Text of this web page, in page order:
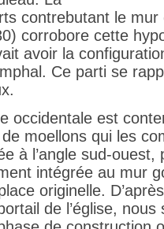
contrebutant le
corrobore cette
avoir la
Ce parti se
occidentale est
moellons qui les
à l’angle sud-ouest,
intégrée au mur
originelle.
de l’église, nous